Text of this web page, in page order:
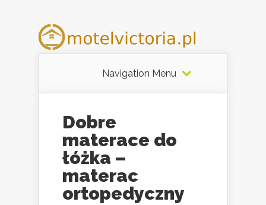
Navigation Menu
Dobre
materace do
łóżka –
materac
ortopedyczny